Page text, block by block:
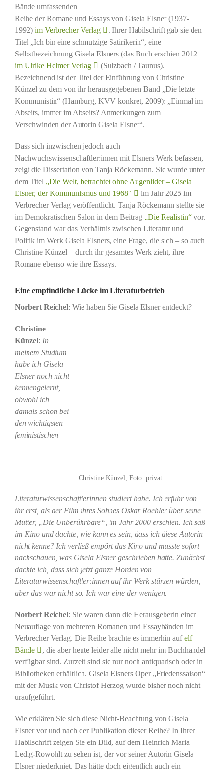
Bände umfassenden
Reihe der Romane und Essays von Gisela Elsner (1937-
1992) im Verbrecher Verlag
. Ihrer Habilschrift gab sie den
Titel „Ich bin eine schmutzige Satirikerin“, eine
Selbstbezeichnung Gisela Elsners (das Buch erschien 2012
im Ulrike Helmer Verlag
(Sulzbach / Taunus).
Bezeichnend ist der Titel der Einführung von Christine
Künzel zu dem von ihr herausgegebenen Band „Die letzte
Kommunistin“ (Hamburg, KVV konkret, 2009): „Einmal im
Abseits, immer im Abseits? Anmerkungen zum
Verschwinden der Autorin Gisela Elsner“.
Dass sich inzwischen jedoch auch
Nachwuchswissenschaftler:innen mit Elsners Werk befassen,
zeigt die Dissertation von Tanja Röckemann. Sie wurde unter
dem Titel „Die Welt, betrachtet ohne Augenlider – Gisela
Elsner, der Kommunismus und 1968“
im Jahr 2025 im
Verbrecher Verlag veröffentlicht. Tanja Röckemann stellte sie
im Demokratischen Salon in dem Beitrag „Die Realistin“vor.
Gegenstand war das Verhältnis zwischen Literatur und
Politik im Werk Gisela Elsners, eine Frage, die sich – so auch
Christine Künzel – durch ihr gesamtes Werk zieht, ihre
Romane ebenso wie ihre Essays.
Eine empfindliche Lücke im Literaturbetrieb
Norbert Reichel: Wie haben Sie Gisela Elsner entdeckt?
Christine Künzel, Foto: privat.
Christine
Künzel: In
meinem Studium
habe ich Gisela
Elsner noch nicht
kennengelernt,
obwohl ich
damals schon bei
den wichtigsten
feministischen
Literaturwissenschaftlerinnen studiert habe. Ich erfuhr von
ihr erst, als der Film ihres Sohnes Oskar Roehler über seine
Mutter, „Die Unberührbare“, im Jahr 2000 erschien. Ich saß
im Kino und dachte, wie kann es sein, dass ich diese Autorin
nicht kenne? Ich verließ empört das Kino und musste sofort
nachschauen, was Gisela Elsner geschrieben hatte. Zunächst
dachte ich, dass sich jetzt ganze Horden von
Literaturwissenschaftler:innen auf ihr Werk stürzen würden,
aber das war nicht so. Ich war eine der wenigen.
Norbert Reichel: Sie waren dann die Herausgeberin einer
Neuauflage von mehreren Romanen und Essaybänden im
Verbrecher Verlag. Die Reihe brachte es immerhin aufelf
Bände
, die aber heute leider alle nicht mehr im Buchhandel
verfügbar sind. Zurzeit sind sie nur noch antiquarisch oder in
Bibliotheken erhältlich. Gisela Elsners Oper „Friedenssaison“
mit der Musik von Christof Herzog wurde bisher noch nicht
uraufgeführt.
Wie erklären Sie sich diese Nicht-Beachtung von Gisela
Elsner vor und nach der Publikation dieser Reihe? In Ihrer
Habilschrift zeigen Sie ein Bild, auf dem Heinrich Maria
Ledig-Rowohlt zu sehen ist, der vor seiner Autorin Gisela
Elsner niederkniet. Das hätte doch eigentlich auch ein